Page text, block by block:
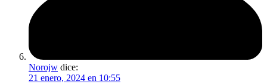
Norojw dice:
21 enero, 2024 en 10:55